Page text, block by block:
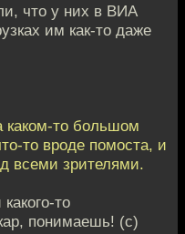
что у них в ВИА
им как-то даже
каком-то большом
то вроде помоста, и
всеми зрителями.
то
понимаешь! (с)